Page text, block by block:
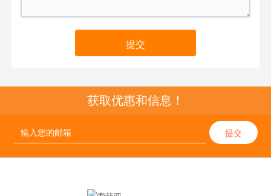
提交
获取优惠和信息！
提交